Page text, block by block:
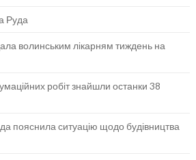
Руда
волинським лікарням тиждень на
робіт знайшли останки 38
пояснила ситуацію щодо будівництва